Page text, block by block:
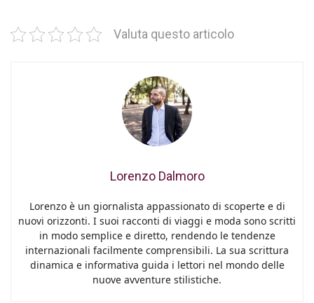
Valuta questo articolo
Lorenzo Dalmoro
Lorenzo è un giornalista appassionato di scoperte e di
nuovi orizzonti. I suoi racconti di viaggi e moda sono scritti
in modo semplice e diretto, rendendo le tendenze
internazionali facilmente comprensibili. La sua scrittura
dinamica e informativa guida i lettori nel mondo delle
nuove avventure stilistiche.